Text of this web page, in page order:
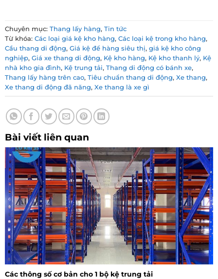
Chuyên mục: Thang lấy hàng, Tin tức
Từ khóa: Các loại giá kệ kho hàng, Các loại kệ trong kho hàng,
Cầu thang di động, Giá kệ để hàng siêu thị, giá kệ kho công
nghiệp, Giá xe thang di động, Kệ kho hàng, Kệ kho thanh lý, Kệ
nhà kho gia đình, Kệ trung tải, Thang di động có bánh xe,
Thang lấy hàng trên cao, Tiêu chuẩn thang di động, Xe thang,
Xe thang di động đã năng, Xe thang là xe gì
Bài viết liên quan
Các thông số cơ bản cho 1 bộ kệ trung tải